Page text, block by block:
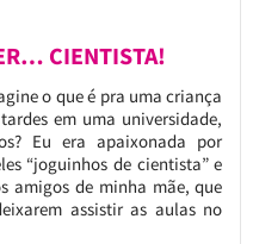
CIENTISTA!
o que é pra uma criança
em uma universidade,
Eu era apaixonada por
“joguinhos de cientista” e
amigos de minha mãe, que
assistir as aulas no